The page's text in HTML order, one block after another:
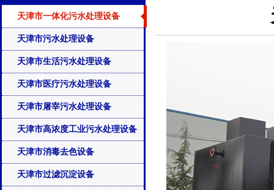
天津市一体化污水处理设备
天津市污水处理设备
天津市生活污水处理设备
天津市医疗污水处理设备
天津市屠宰污水处理设备
天津市高浓度工业污水处理设备
天津市消毒去色设备
天津市过滤沉淀设备